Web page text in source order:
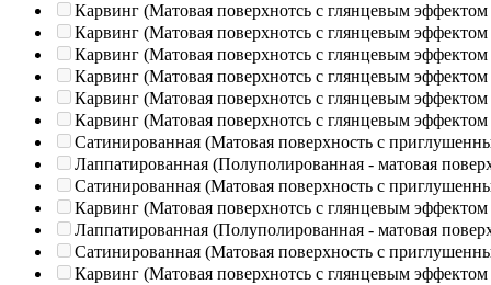
Карвинг (Матовая поверхнотсь с глянцевым эффектом
Карвинг (Матовая поверхнотсь с глянцевым эффектом
Карвинг (Матовая поверхнотсь с глянцевым эффектом
Карвинг (Матовая поверхнотсь с глянцевым эффектом
Карвинг (Матовая поверхнотсь с глянцевым эффектом
Карвинг (Матовая поверхнотсь с глянцевым эффектом
Сатинированная (Матовая поверхность с
Лаппатированная (Полуполированная - матовая
Сатинированная (Матовая поверхность с
Карвинг (Матовая поверхнотсь с глянцевым эффектом
Лаппатированная (Полуполированная - матовая
Сатинированная (Матовая поверхность с
Карвинг (Матовая поверхнотсь с глянцевым эффектом